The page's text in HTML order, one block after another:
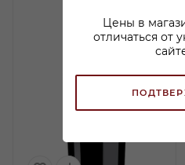
Цены в
отличаться от